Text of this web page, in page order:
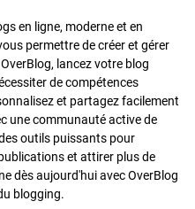
en ligne, moderne et en
permettre de créer et gérer
lancez votre blog
de compétences
et partagez facilement
une communauté active de
outils puissants pour
et attirer plus de
dès aujourd'hui avec OverBlog
blogging.